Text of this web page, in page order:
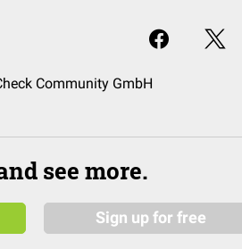
Community GmbH
see more.
Sign up for free